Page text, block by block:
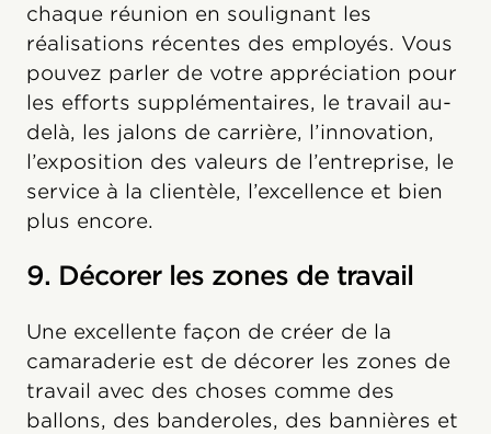
chaque réunion en soulignant les
réalisations récentes des employés. Vous
pouvez parler de votre appréciation pour
les efforts supplémentaires, le travail au-
delà, les jalons de carrière, l’innovation,
l’exposition des valeurs de l’entreprise, le
service à la clientèle, l’excellence et bien
plus encore.
9. Décorer les zones de travail
Une excellente façon de créer de la
camaraderie est de décorer les zones de
travail avec des choses comme des
ballons, des banderoles, des bannières et